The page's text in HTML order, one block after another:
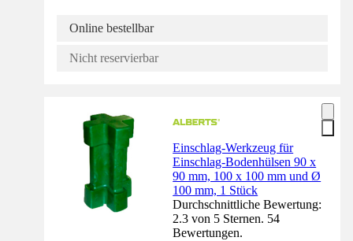
Online bestellbar
Nicht reservierbar
Einschlag-Werkzeug für
Einschlag-Bodenhülsen 90 x
90 mm, 100 x 100 mm und Ø
100 mm, 1 Stück
Durchschnittliche Bewertung:
2.3 von 5 Sternen. 54
Bewertungen.